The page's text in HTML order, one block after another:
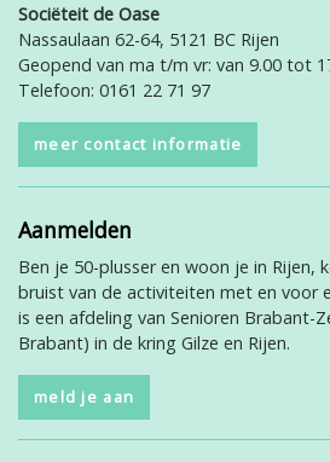
Sociëteit de Oase
Nassaulaan 62-64, 5121 BC Rijen
Geopend van ma t/m vr: van 9.00 tot
Telefoon: 0161 22 71 97
meer contact informatie
Aanmelden
Ben je 50-plusser en woon je in Rijen,
bruist van de activiteiten met en voor
is een afdeling van Senioren Brabant-
Brabant) in de kring Gilze en Rijen.
meld je aan